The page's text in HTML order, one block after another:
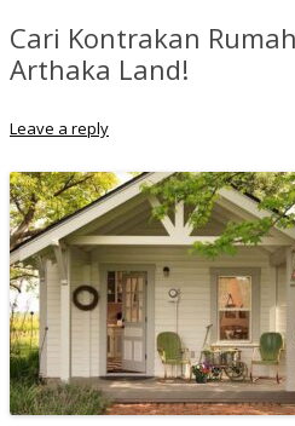
Cari Kontrakan
Arthaka Land!
Leave a reply